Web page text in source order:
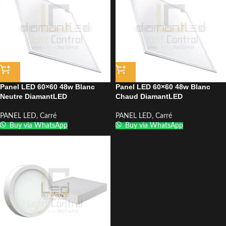
Panel LED 60×60 48w Blanc
Neutre DiamantLED
PANEL LED, Carré
Buy via WhatsApp
Panel LED 60×60 48w Blanc
Chaud DiamantLED
PANEL LED, Carré
Buy via WhatsApp